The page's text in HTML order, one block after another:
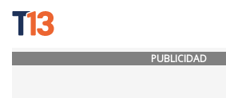
PUBLICIDAD